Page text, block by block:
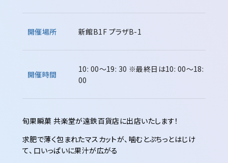
開催場所 新館B1F プラザB-1
開催時間
10: 00～19: 30 ※最終日は10: 00～18:
00
旬果瞬菓 共楽堂が遠鉄百貨店に出店いたします！
求肥で薄く包まれたマスカットが、噛むとぷちっとはじけ
て、口いっぱいに果汁が広がる